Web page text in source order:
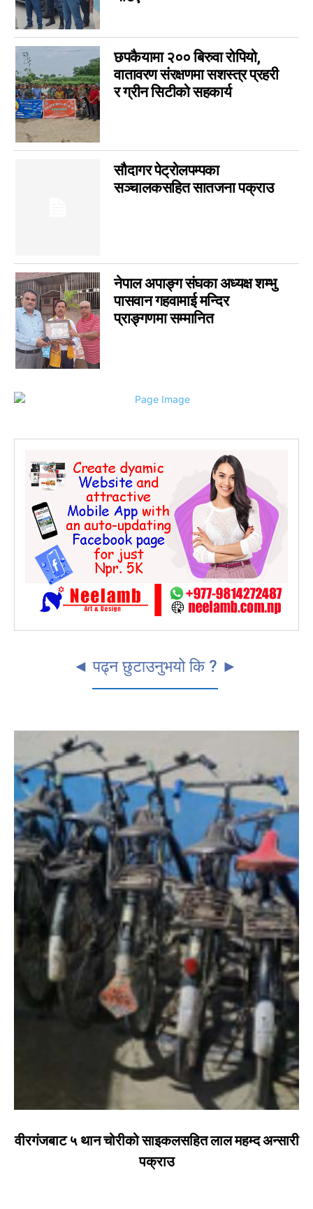
विशेष
मनोरञ्जन
कृषि
विचार 6
कला
चर्चामा
अन्तर्वार्ता
आम सञ्चार प्राधिकरणको विज्ञापन
इपेपर 0
कर्णाली
सम्पादकीय
जीवनशैली
राशिफल
कविता
छपकैयामा २०० बिरुवा रोपियो,
वातावरण संरक्षणमा सशस्त्र प्रहरी
र ग्रीन सिटीको सहकार्य
सौदागर पेट्रोलपम्पका
सञ्चालकसहित सातजना पक्राउ
नेपाल अपाङ्ग संघका अध्यक्ष शम्भु
पासवान गहवामाई मन्दिर
प्राङ्गणमा सम्मानित
◄ पढ्न छुटाउनुभयो कि ? ►
वीरगंजबाट ५ थान चोरीको साइकलसहित लाल महम्द अन्सारी
पक्राउ